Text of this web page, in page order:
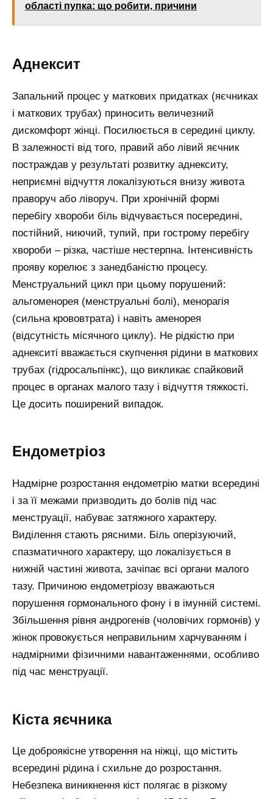
області пупка: що робити, причини
Аднексит
Запальний процес у маткових придатках (яєчниках
і маткових трубах) приносить величезний
дискомфорт жінці. Посилюється в середині циклу.
В залежності від того, правий або лівий яєчник
постраждав у результаті розвитку аднекситу,
неприємні відчуття локалізуються внизу живота
праворуч або ліворуч. При хронічній формі
перебігу хвороби біль відчувається посередині,
постійний, ниючий, тупий, при гострому перебігу
хвороби – різка, частіше нестерпна. Інтенсивність
прояву корелює з занедбаністю процесу.
Менструальний цикл при цьому порушений:
альгоменорея (менструальні болі), менорагія
(сильна крововтрата) і навіть аменорея
(відсутність місячного циклу). Не рідкістю при
аднекситі вважається скупчення рідини в маткових
трубах (гідросальпінкс), що викликає спайковий
процес в органах малого тазу і відчуття тяжкості.
Це досить поширений випадок.
Ендометріоз
Надмірне розростання ендометрію матки всередині
і за її межами призводить до болів під час
менструації, набуває затяжного характеру.
Виділення стають рясними. Біль оперізуючий,
спазматичного характеру, що локалізується в
нижній частині живота, зачіпає всі органи малого
тазу. Причиною ендометріозу вважаються
порушення гормонального фону і в імунній системі.
Збільшення рівня андрогенів (чоловічих гормонів) у
жінок провокується неправильним харчуванням і
надмірними фізичними навантаженнями, особливо
під час менструації.
Кіста яєчника
Це доброякісне утворення на ніжці, що містить
всередині рідина і схильне до розростання.
Небезпека виникнення кіст полягає в різкому